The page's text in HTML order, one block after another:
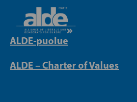
ALDE-puolue
ALDE – Charter of Values